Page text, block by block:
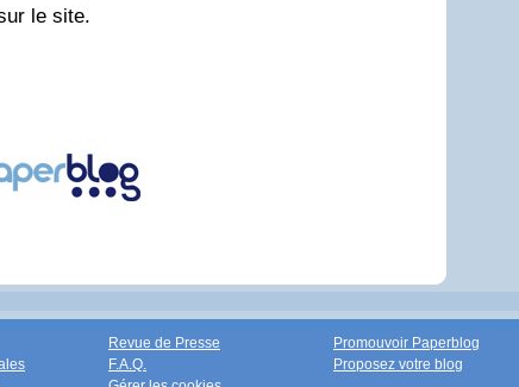
le site.
Revue de Presse
F.A.Q.
Promouvoir Paperblog
Proposez votre blog